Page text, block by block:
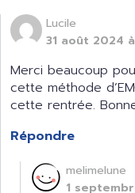
Lucile
31 août 2024
Merci beaucoup
cette méthode
cette rentrée.
Répondre
melimelune
1